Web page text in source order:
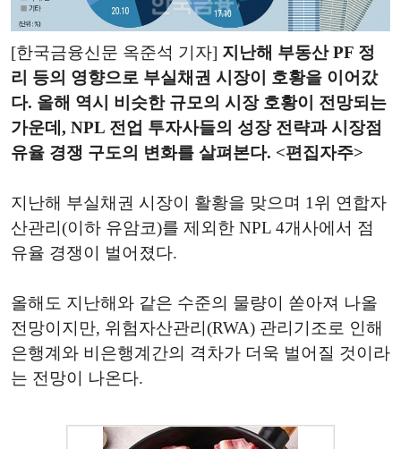
[한국금융신문 옥준석 기자] 지난해 부동산 PF 정
리 등의 영향으로 부실채권 시장이 호황을 이어갔
다. 올해 역시 비슷한 규모의 시장 호황이 전망되는
가운데, NPL 전업 투자사들의 성장 전략과 시장점
유율 경쟁 구도의 변화를 살펴본다. <편집자주>
지난해 부실채권 시장이 활황을 맞으며 1위 연합자
산관리(이하 유암코)를 제외한 NPL 4개사에서 점
유율 경쟁이 벌어졌다.
올해도 지난해와 같은 수준의 물량이 쏟아져 나올
전망이지만, 위험자산관리(RWA) 관리기조로 인해
은행계와 비은행계간의 격차가 더욱 벌어질 것이라
는 전망이 나온다.